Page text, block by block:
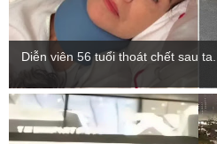
Diễn viên 56 tuổi thoát chết sau ta...